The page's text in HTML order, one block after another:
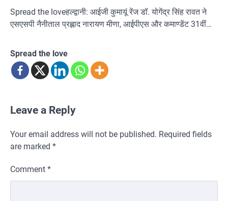
Spread the loveहल्द्वानी: आईजी कुमायूं रेंज डॉ. योगेंद्र सिंह रावत ने
एसएसपी नैनीताल प्रह्लाद नारायण मीणा, आईपीएस और कमाण्डेंट 31वीं…
Spread the love
Leave a Reply
Your email address will not be published. Required fields
are marked *
Comment *